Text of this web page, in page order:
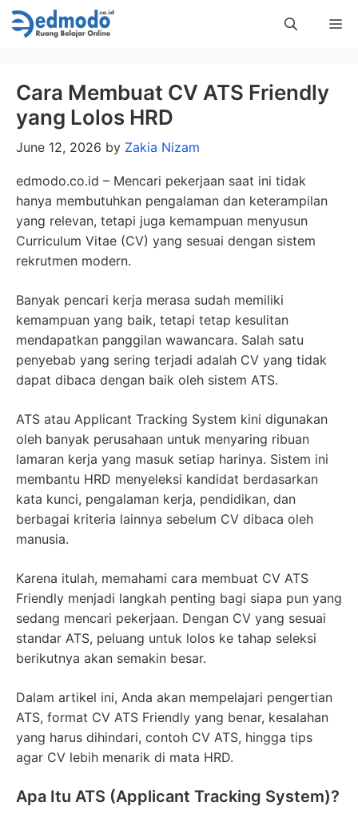
Skip
to
Cara Membuat CV ATS Friendly
yang Lolos HRD
June 12, 2026 by Zakia Nizam
edmodo.co.id – Mencari pekerjaan saat ini tidak
hanya membutuhkan pengalaman dan keterampilan
yang relevan, tetapi juga kemampuan menyusun
Curriculum Vitae (CV) yang sesuai dengan sistem
rekrutmen modern.
Banyak pencari kerja merasa sudah memiliki
kemampuan yang baik, tetapi tetap kesulitan
mendapatkan panggilan wawancara. Salah satu
penyebab yang sering terjadi adalah CV yang tidak
dapat dibaca dengan baik oleh sistem ATS.
ATS atau Applicant Tracking System kini digunakan
oleh banyak perusahaan untuk menyaring ribuan
lamaran kerja yang masuk setiap harinya. Sistem ini
membantu HRD menyeleksi kandidat berdasarkan
kata kunci, pengalaman kerja, pendidikan, dan
berbagai kriteria lainnya sebelum CV dibaca oleh
manusia.
Karena itulah, memahami cara membuat CV ATS
Friendly menjadi langkah penting bagi siapa pun yang
sedang mencari pekerjaan. Dengan CV yang sesuai
standar ATS, peluang untuk lolos ke tahap seleksi
berikutnya akan semakin besar.
Dalam artikel ini, Anda akan mempelajari pengertian
ATS, format CV ATS Friendly yang benar, kesalahan
yang harus dihindari, contoh CV ATS, hingga tips
agar CV lebih menarik di mata HRD.
Apa Itu ATS (Applicant Tracking System)?